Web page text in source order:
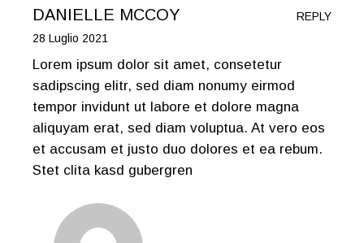
DANIELLE MCCOY
28 Luglio 2021
REPLY
Lorem ipsum dolor sit amet, consetetur
sadipscing elitr, sed diam nonumy eirmod
tempor invidunt ut labore et dolore magna
aliquyam erat, sed diam voluptua. At vero eos
et accusam et justo duo dolores et ea rebum.
Stet clita kasd gubergren